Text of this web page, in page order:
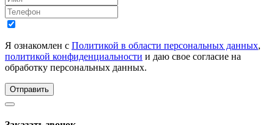
Я ознакомлен с Политикой в области персональных данных,
политикой конфиденциальности и даю свое согласие на
обработку персональных данных.
Отправить